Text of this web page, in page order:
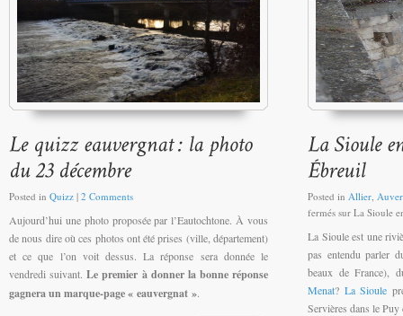
Posted in Quizz | 2 Comments
Aujourd’hui une photo proposée par l’Eautochtone. À vous
de nous dire où ces photos ont été prises (ville, département)
et ce que l’on voit dessus. La réponse sera donnée le
vendredi suivant.Le premier à donner la bonne réponse
gagnera un marque-page « eauvergnat ».
Posted in Allier
fermés sur La Sioule
La Sioule est une
pas entendu parler
beaux de France),
Menat? La Sioule
Servières dans le